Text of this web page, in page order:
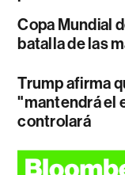
Copa Mundial
batalla de las
Trump afirma
"mantendrá el
controlará